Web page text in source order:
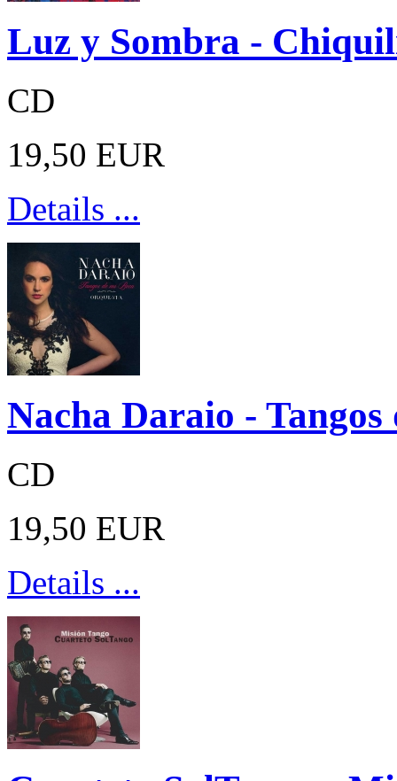
Luz y Sombra -
CD
19,50 EUR
Details ...
Nacha Daraio - Tangos
CD
19,50 EUR
Details ...